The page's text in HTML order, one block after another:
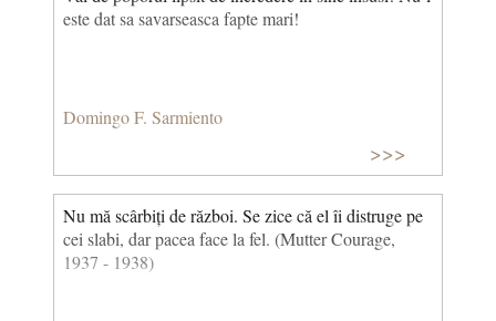
este dat sa savarseasca fapte mari!
Domingo F. Sarmiento
>>>
Nu mă scârbiți de război. Se zice că el îi distruge pe
cei slabi, dar pacea face la fel. (Mutter Courage,
1937 - 1938)